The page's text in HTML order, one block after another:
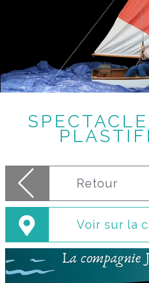
Retour
Voir sur la